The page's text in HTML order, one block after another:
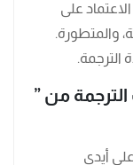
على
والمتطورة.
الترجمة.
من ”
أيدي